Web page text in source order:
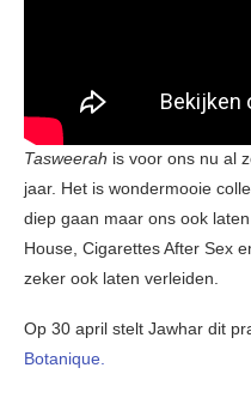
Tasweerah is voor ons nu al
jaar. Het is wondermooie
diep gaan maar ons ook
House, Cigarettes After Sex
zeker ook laten verleiden.
Op 30 april stelt Jawhar dit
Botanique.